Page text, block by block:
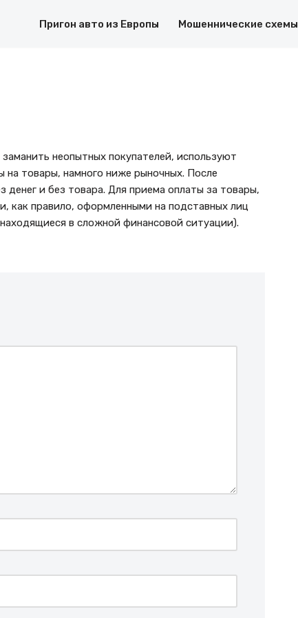
Пригон авто из Европы Мошеннические схемы
неопытных покупателей, используют
на товары, намного ниже рыночных. После
денег и без товара. Для приема оплаты за товары,
как правило, оформленными на подставных лиц
в сложной финансовой ситуации).